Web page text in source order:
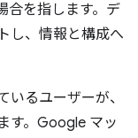
合を指します。デ
し、情報と構成へ
るユーザーが、
す。Google マッ